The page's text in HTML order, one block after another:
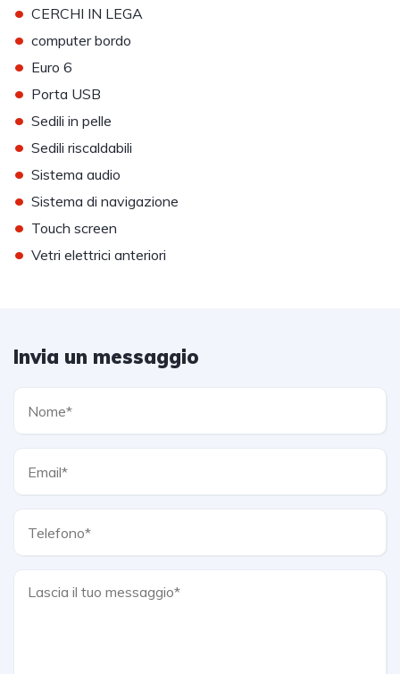
• CERCHI IN LEGA
• computer bordo
• Euro 6
• Porta USB
• Sedili in pelle
• Sedili riscaldabili
• Sistema audio
• Sistema di navigazione
• Touch screen
• Vetri elettrici anteriori
Invia un messaggio